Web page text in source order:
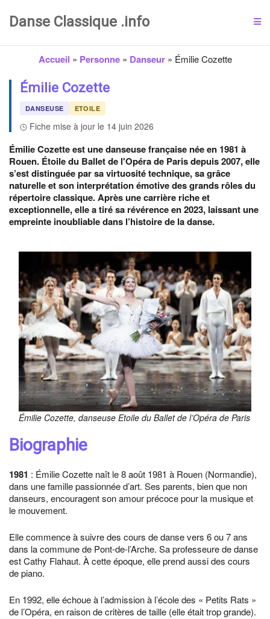
Danse Classique .info
Accueil » Personne» Danseur» Émilie Cozette
Émilie Cozette
DANSEUSE ETOILE
Fiche mise à jour le 14 juin 2026
Émilie Cozette est une danseuse française née en 1981 à
Rouen. Étoile du Ballet de l'Opéra de Paris depuis 2007, elle
s’est distinguée par sa virtuosité technique, sa grâce
naturelle et son interprétation émotive des grands rôles du
répertoire classique. Après une carrière riche et
exceptionnelle, elle a tiré sa révérence en 2023, laissant une
empreinte inoubliable dans l’histoire de la danse.
Émilie Cozette, danseuse Etoile du Ballet de l’Opéra de Paris
Biographie
1981 : Émilie Cozette naît le 8 août 1981 à Rouen (Normandie),
dans une famille passionnée d’art. Ses parents, bien que non
danseurs, encouragent son amour précoce pour la musique et
le mouvement.
Elle commence à suivre des cours de danse vers 6 ou 7 ans
dans la commune de Pont-de-l’Arche. Sa professeure de danse
est Cathy Flahaut. À cette époque, elle prend aussi des cours
de piano.
En 1992, elle échoue à l’admission à l’école des « Petits Rats »
de l’Opéra, en raison de critères de taille (elle était trop grande).